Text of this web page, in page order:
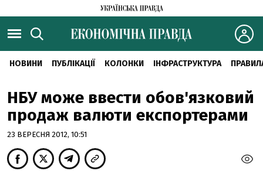
НОВИНИ ПУБЛІКАЦІЇ КОЛОНКИ ІНФРАСТРУКТУРА
НБУ може ввести обов'язковий
продаж валюти експортерами
23 ВЕРЕСНЯ 2012, 10:51